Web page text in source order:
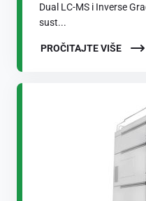
Dual LC-MS i Inverse
sust...
PROČITAJTE VIŠE